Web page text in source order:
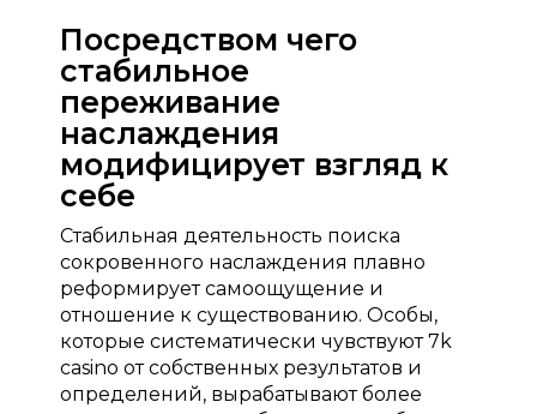
Посредством чего
стабильное
переживание
наслаждения
модифицирует взгляд к
себе
Стабильная деятельность поиска
сокровенного наслаждения плавно
реформирует самоощущение и
отношение к существованию. Особы,
которые систематически чувствуют 7k
casino от собственных результатов и
определений, вырабатывают более